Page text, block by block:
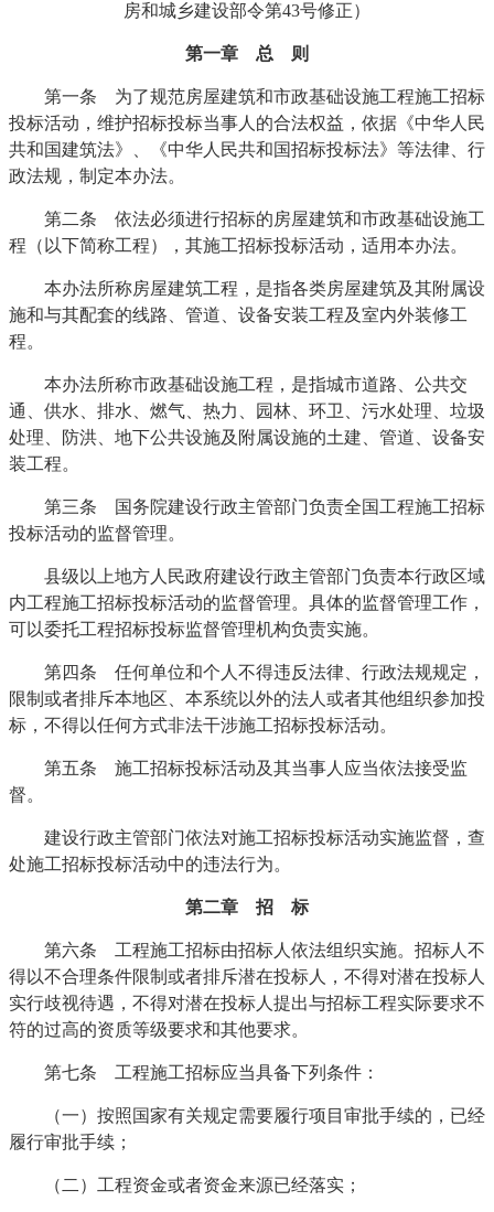
房和城乡建设部令第43号修正）
第一章 总 则
第一条 为了规范房屋建筑和市政基础设施工程施工招标
投标活动，维护招标投标当事人的合法权益，依据《中华人民
共和国建筑法》、《中华人民共和国招标投标法》等法律、行
政法规，制定本办法。
第二条 依法必须进行招标的房屋建筑和市政基础设施工
程（以下简称工程），其施工招标投标活动，适用本办法。
本办法所称房屋建筑工程，是指各类房屋建筑及其附属设
施和与其配套的线路、管道、设备安装工程及室内外装修工
程。
本办法所称市政基础设施工程，是指城市道路、公共交
通、供水、排水、燃气、热力、园林、环卫、污水处理、垃圾
处理、防洪、地下公共设施及附属设施的土建、管道、设备安
装工程。
第三条 国务院建设行政主管部门负责全国工程施工招标
投标活动的监督管理。
县级以上地方人民政府建设行政主管部门负责本行政区域
内工程施工招标投标活动的监督管理。具体的监督管理工作，
可以委托工程招标投标监督管理机构负责实施。
第四条 任何单位和个人不得违反法律、行政法规规定，
限制或者排斥本地区、本系统以外的法人或者其他组织参加投
标，不得以任何方式非法干涉施工招标投标活动。
第五条 施工招标投标活动及其当事人应当依法接受监
督。
建设行政主管部门依法对施工招标投标活动实施监督，查
处施工招标投标活动中的违法行为。
第二章 招 标
第六条 工程施工招标由招标人依法组织实施。招标人不
得以不合理条件限制或者排斥潜在投标人，不得对潜在投标人
实行歧视待遇，不得对潜在投标人提出与招标工程实际要求不
符的过高的资质等级要求和其他要求。
第七条 工程施工招标应当具备下列条件：
（一）按照国家有关规定需要履行项目审批手续的，已经
履行审批手续；
（二）工程资金或者资金来源已经落实；